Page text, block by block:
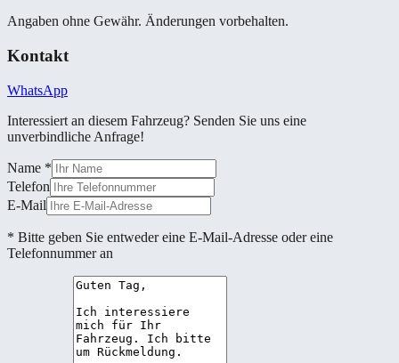
Angaben ohne Gewähr. Änderungen vorbehalten.
Kontakt
WhatsApp
Interessiert an diesem Fahrzeug? Senden Sie uns eine
unverbindliche Anfrage!
Name *
Telefon
E-Mail
* Bitte geben Sie entweder eine E-Mail-Adresse oder eine
Telefonnummer an